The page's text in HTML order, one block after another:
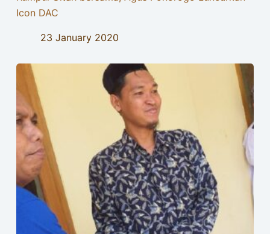
Icon DAC
23 January 2020